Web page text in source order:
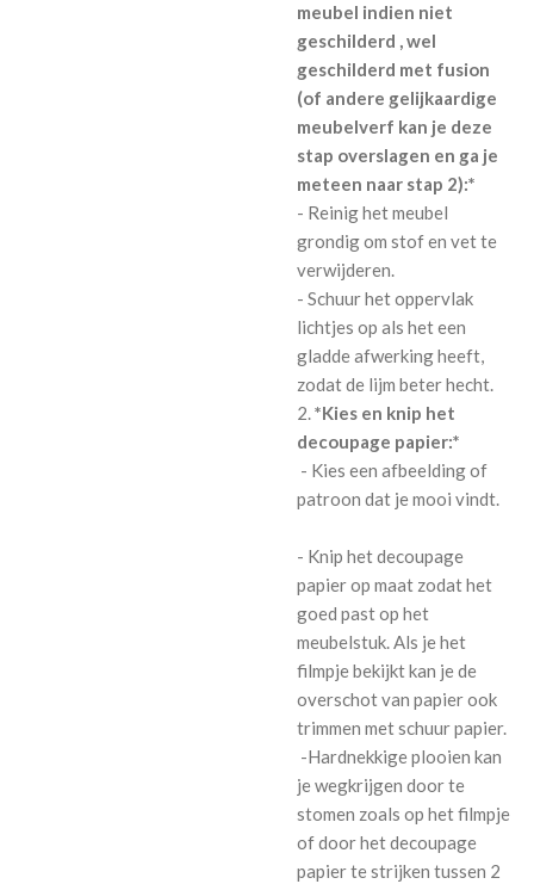
meubel indien niet
geschilderd , wel
geschilderd met fusion
(of andere gelijkaardige
meubelverf kan je deze
stap overslagen en ga je
meteen naar stap 2):*
- Reinig het meubel
grondig om stof en vet te
verwijderen.
- Schuur het oppervlak
lichtjes op als het een
gladde afwerking heeft,
zodat de lijm beter hecht.
2.*Kies en knip het
decoupage papier:*
- Kies een afbeelding of
patroon dat je mooi vindt.
- Knip het decoupage
papier op maat zodat het
goed past op het
meubelstuk. Als je het
filmpje bekijkt kan je de
overschot van papier ook
trimmen met schuur papier.
-Hardnekkige plooien kan
je wegkrijgen door te
stomen zoals op het filmpje
of door het decoupage
papier te strijken tussen 2